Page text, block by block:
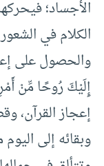
الأجساد؛
الكلام في
والحصول على
إِلَيْكَ رُوحًا مِّنْ
إعجاز القرآن،
وبقائه إلى